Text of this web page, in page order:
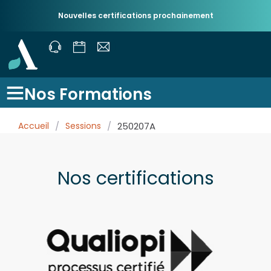
Nouvelles certifications prochainement
Nos Formations
Accueil / Sessions / 250207A
Nos certifications